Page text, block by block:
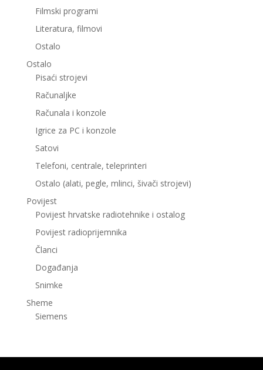
Filmski programi
Literatura, filmovi
Ostalo
Ostalo
Pisaći strojevi
Računaljke
Računala i konzole
Igrice za PC i konzole
Satovi
Telefoni, centrale, teleprinteri
Ostalo (alati, pegle, mlinci, šivači strojevi)
Povijest
Povijest hrvatske radiotehnike i ostalog
Povijest radioprijemnika
Članci
Događanja
Snimke
Sheme
Siemens